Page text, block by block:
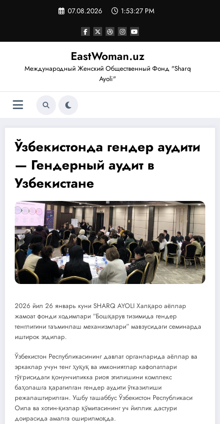
07.08.2026 1:53:27 PM
EastWoman.uz
Международный Женский Общественный Фонд "Sharq
Ayoli"
Ўзбекистонда гендер аудити
— Гендерный аудит в
Узбекистане
2026 йил 26 январь куни SHARQ AYOLI Халқаро аёллар
жамоат фонди ходимлари “Бошқарув тизимида гендер
тенглигини таъминлаш механизмлари” мавзусидаги семинарда
иштирок этдилар.
Ўзбекистон Республикасининг давлат органларида аёллар ва
эркаклар учун тенг ҳуқуқ ва имкониятлар кафолатлари
тўғрисидаги қонунчиликка риоя этилишини комплекс
баҳолашга қаратилган гендер аудити ўтказилиши
режалаштирилган. Ушбу ташаббус Ўзбекистон Республикаси
Оила ва хотин-қизлар қўмитасининг уч йиллик дастури
доирасида амалга оширилмоқда.